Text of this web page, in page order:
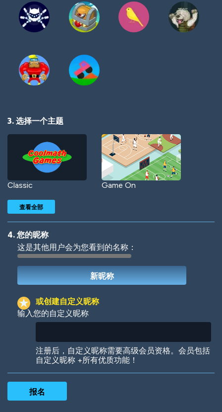
3. 选择一个主题
Classic Game On
Woof Jungle Cats
查看全部
4. 您的昵称
这是其他用户会为您看到的名称：
或创建自定义昵称
输入您的自定义昵称
注册后，自定义昵称需要高级会员资格。会员包括
自定义昵称 +所有优质功能！